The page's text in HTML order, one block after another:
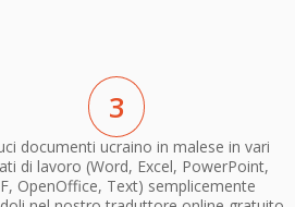
3
documenti ucraino in malese in vari
di lavoro (Word, Excel, PowerPoint,
OpenOffice, Text) semplicemente